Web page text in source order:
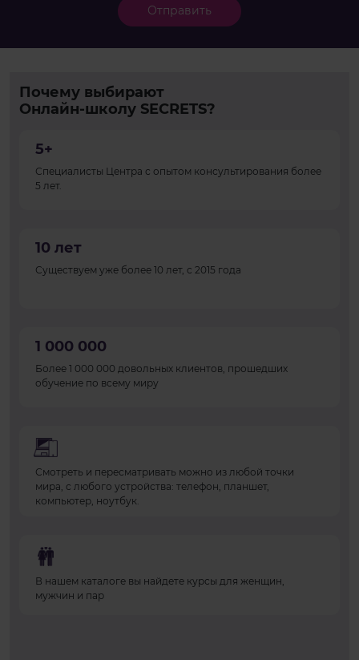
Отправить
Почему выбирают
Онлайн-школу SECRETS?
5+
Специалисты Центра с опытом консультирования более
5 лет.
10 лет
Существуем уже более 10 лет, с 2015 года
1 000 000
Более 1 000 000 довольных клиентов, прошедших
обучение по всему миру
Смотреть и пересматривать можно из любой точки
мира, с любого устройства: телефон, планшет,
компьютер, ноутбук.
В нашем каталоге вы найдете курсы для женщин,
мужчин и пар